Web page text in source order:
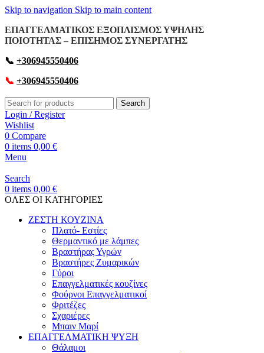
Skip to navigation Skip to main content
ΕΠΑΓΓΕΛΜΑΤΙΚΟΣ ΕΞΟΠΛΙΣΜΟΣ ΥΨΗΛΗΣ
ΠΟΙΟΤΗΤΑΣ – ΕΠΙΣΗΜΟΣ ΣΥΝΕΡΓΑΤΗΣ
📞 +306945550406
📞 +306945550406
Search
Login / Register
Wishlist
0 Compare
0 items 0,00 €
Menu
Search
0 items 0,00 €
OΛΕΣ ΟΙ ΚΑΤΗΓΟΡΙΕΣ
ΖΕΣΤΗ ΚΟΥΖΙΝΑ
Πλατό- Εστίες
Θερμαντικό με λάμπες
Βραστήρας Υγρών
Βραστήρες Ζυμαρικών
Γύροι
Επαγγελματικές κουζίνες
Φούρνοι Επαγγελματικοί
Φριτέζες
Σχαριέρες
Μπαιν Μαρί
ΕΠΑΓΓΕΛΜΑΤΙΚΗ ΨΥΞΗ
Θάλαμοι